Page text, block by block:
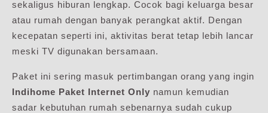
sekaligus hiburan lengkap. Cocok bagi keluarga besar
atau rumah dengan banyak perangkat aktif. Dengan
kecepatan seperti ini, aktivitas berat tetap lebih lancar
meski TV digunakan bersamaan.
Paket ini sering masuk pertimbangan orang yang ingin
Indihome Paket Internet Only namun kemudian
sadar kebutuhan rumah sebenarnya sudah cukup